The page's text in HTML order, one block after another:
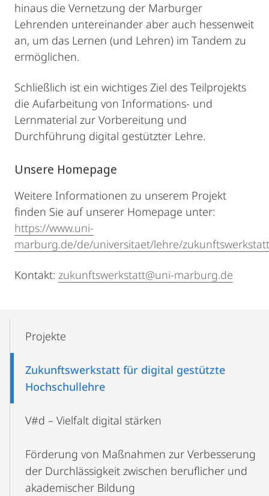
hinaus die Vernetzung der Marburger
Lehrenden untereinander aber auch hessenweit
an, um das Lernen (und Lehren) im Tandem zu
ermöglichen.
Schließlich ist ein wichtiges Ziel des Teilprojekts
die Aufarbeitung von Informations- und
Lernmaterial zur Vorbereitung und
Durchführung digital gestützter Lehre.
Unsere Homepage
Weitere Informationen zu unserem Projekt
finden Sie auf unserer Homepage unter:
https://www.uni-
marburg.de/de/universitaet/lehre/
Kontakt: zukunftswerkstatt@uni-marburg.de
NavigationProjekte
Zukunftswerkstatt für digital gestützte
Hochschullehre
V#d – Vielfalt digital stärken
Förderung von Maßnahmen zur Verbesserung
der Durchlässigkeit zwischen beruflicher und
akademischer Bildung